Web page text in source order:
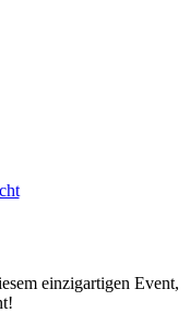
einzigartigen Event,